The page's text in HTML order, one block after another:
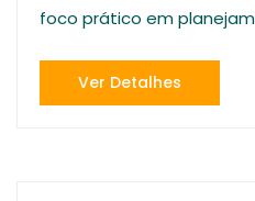
foco prático em
Ver Detalhes